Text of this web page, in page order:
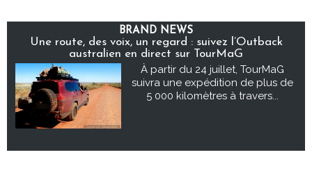
BRAND NEWS
Une route, des voix, un regard : suivez l’Outback
australien en direct sur TourMaG
À partir du 24 juillet, TourMaG
suivra une expédition de plus de
5 000 kilomètres à travers...